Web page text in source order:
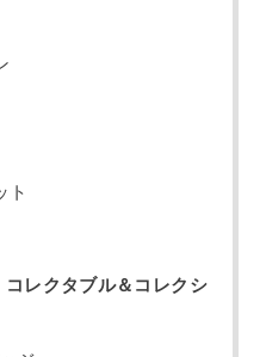
ト
レクタブル＆コレクシ